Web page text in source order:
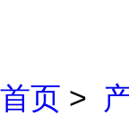
首页 >